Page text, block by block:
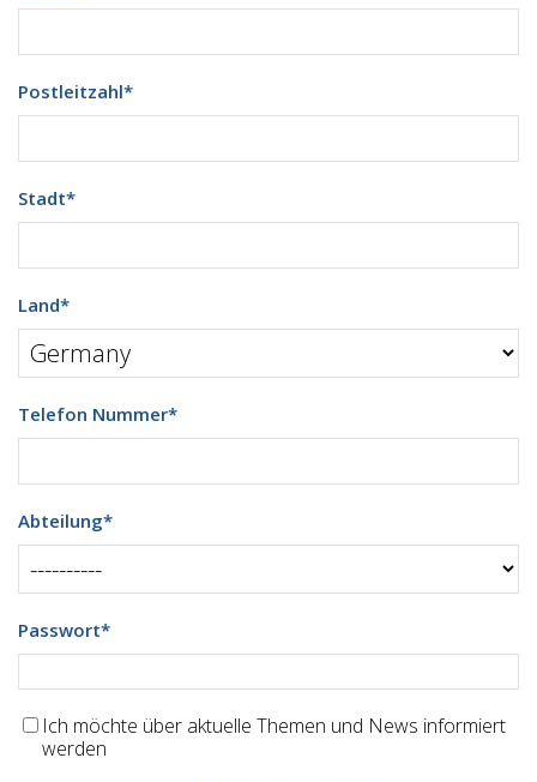
Postleitzahl*
Stadt*
Land*
Telefon Nummer*
Abteilung*
Passwort*
Ich möchte über aktuelle Themen und News informiert
werden